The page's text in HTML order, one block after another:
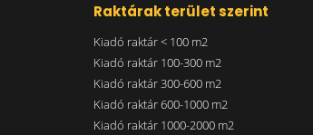
Raktárak terület szerint
Kiadó raktár < 100 m2
Kiadó raktár 100-300 m2
Kiadó raktár 300-600 m2
Kiadó raktár 600-1000 m2
Kiadó raktár 1000-2000 m2